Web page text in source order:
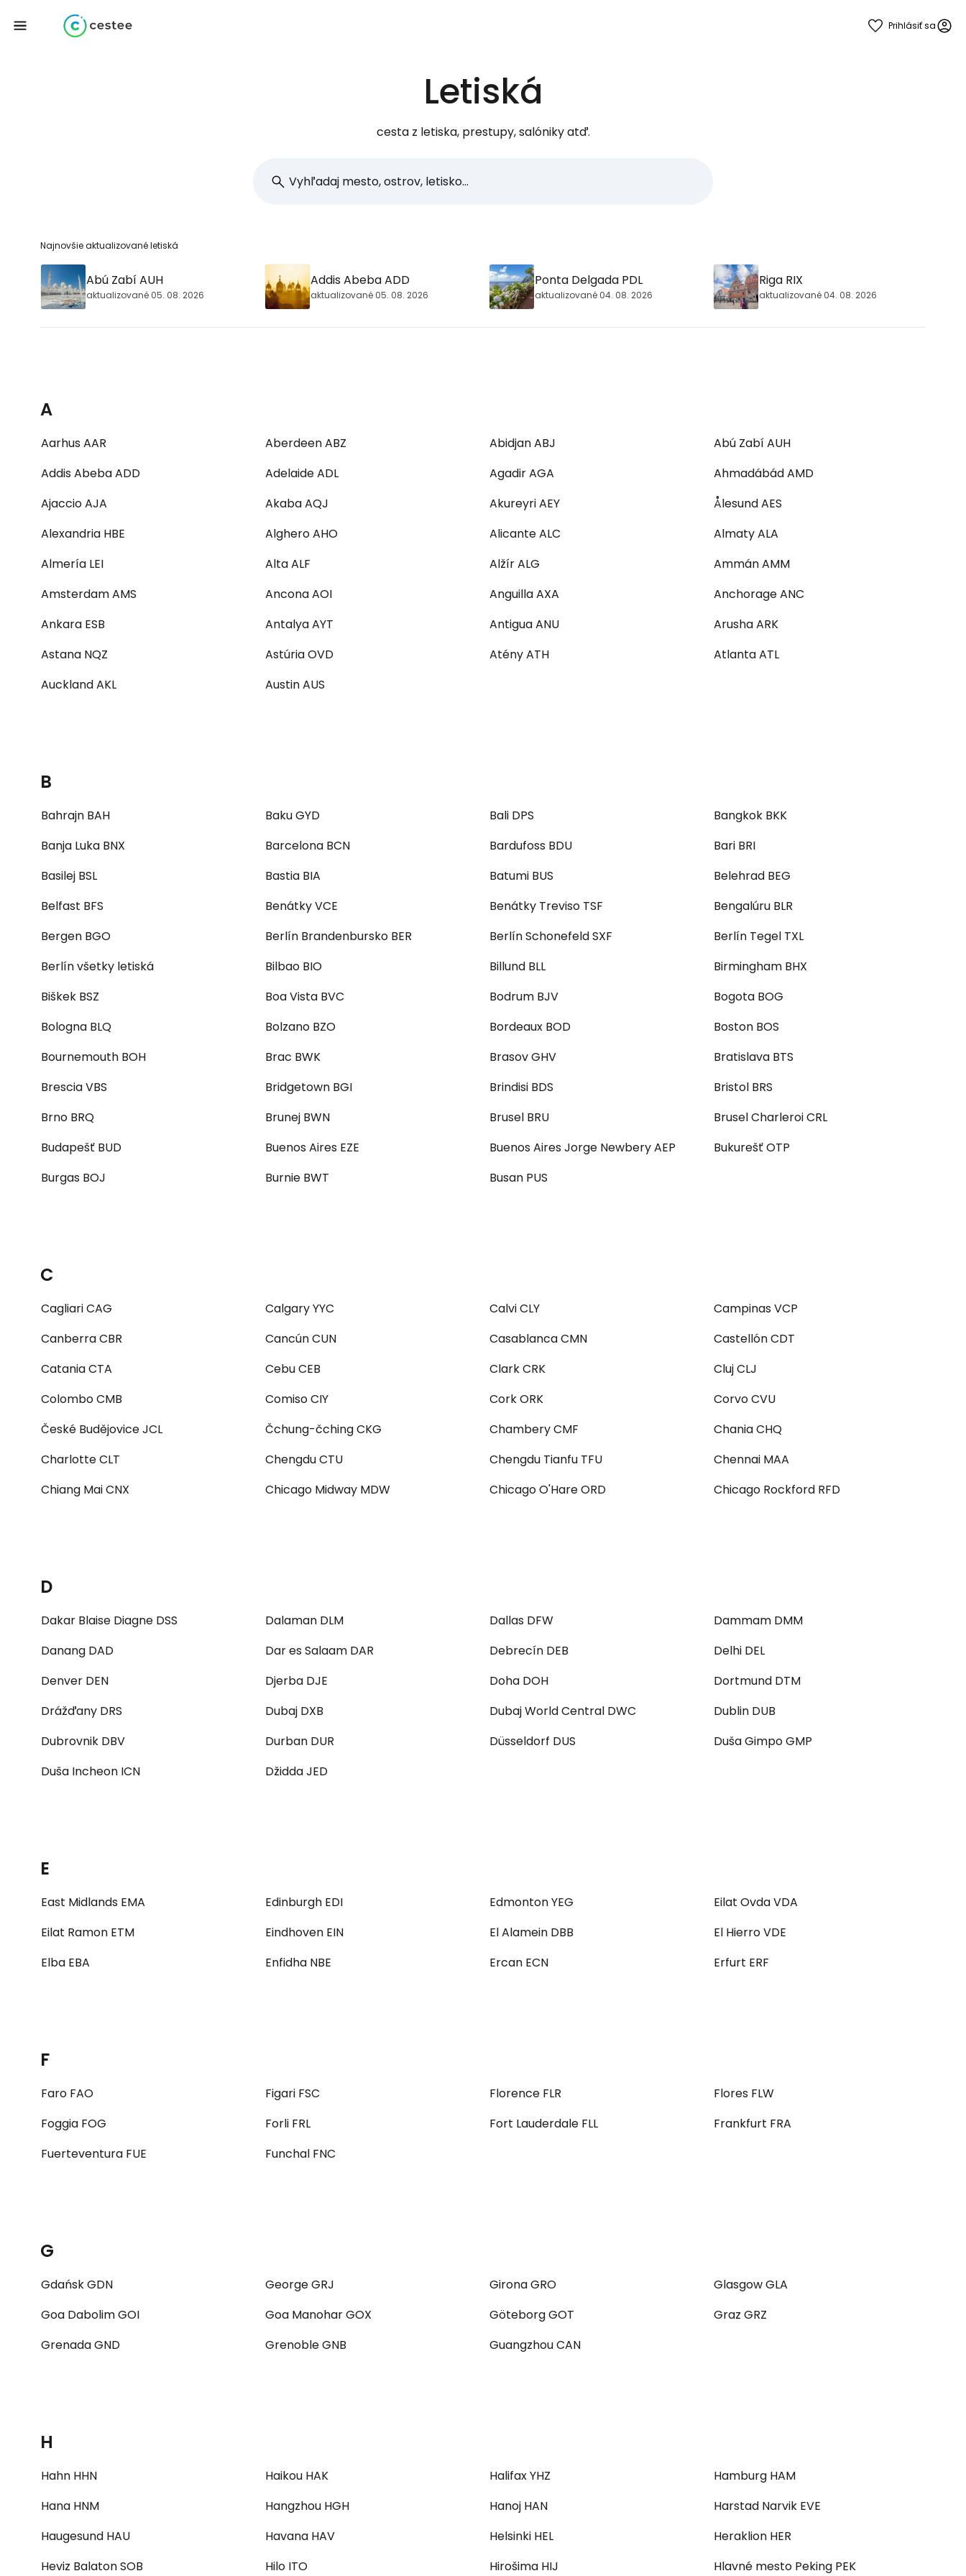
Prihlásiť sa
Letiská
cesta z letiska, prestupy, salóniky atď.
Najnovšie aktualizované letiská
Abú Zabí AUH
aktualizované 05. 08. 2026
Addis Abeba ADD
aktualizované 05. 08. 2026
Ponta Delgada PDL
aktualizované 04. 08. 2026
Riga RIX
aktualizované 04. 08. 2026
A
Aarhus AAR Aberdeen ABZ Abidjan ABJ
Abú Zabí AUH
Addis Abeba ADD
Adelaide ADL Agadir AGA
Ahmadábád AMD
Ajaccio AJA
Akaba AQJ Akureyri AEY
Ålesund AES
Alexandria HBE
Alghero AHO Alicante ALC
Almaty ALA
Almería LEI
Alta ALF Alžír ALG
Ammán AMM
Amsterdam AMS
Ancona AOI Anguilla AXA
Anchorage ANC
Ankara ESB
Antalya AYT Antigua ANU
Arusha ARK
Astana NQZ
Astúria OVD Atény ATH
Atlanta ATL
Auckland AKL
Austin AUS
B
Bahrajn BAH Baku GYD Bali DPS
Bangkok BKK
Banja Luka BNX
Barcelona BCN Bardufoss BDU
Bari BRI
Basilej BSL
Bastia BIA Batumi BUS
Belehrad BEG
Belfast BFS
Benátky VCE Benátky Treviso TSF
Bengalúru BLR
Bergen BGO
Berlín Brandenbursko BER Berlín Schonefeld SXF
Berlín Tegel TXL
Berlín všetky letiská
Bilbao BIO Billund BLL
Birmingham BHX
Biškek BSZ
Boa Vista BVC Bodrum BJV
Bogota BOG
Bologna BLQ
Bolzano BZO Bordeaux BOD
Boston BOS
Bournemouth BOH
Brac BWK Brasov GHV
Bratislava BTS
Brescia VBS
Bridgetown BGI Brindisi BDS
Bristol BRS
Brno BRQ
Brunej BWN Brusel BRU
Brusel Charleroi CRL
Budapešť BUD
Buenos Aires EZE Buenos Aires Jorge Newbery AEP
Bukurešť OTP
Burgas BOJ
Burnie BWT Busan PUS
C
Cagliari CAG Calgary YYC Calvi CLY
Campinas VCP
Canberra CBR
Cancún CUN Casablanca CMN
Castellón CDT
Catania CTA
Cebu CEB Clark CRK
Cluj CLJ
Colombo CMB
Comiso CIY Cork ORK
Corvo CVU
České Budějovice JCL
Čchung-čching CKG Chambery CMF
Chania CHQ
Charlotte CLT
Chengdu CTU Chengdu Tianfu TFU
Chennai MAA
Chiang Mai CNX
Chicago Midway MDW Chicago O'Hare ORD Chicago Rockford RFD
D
Dakar Blaise Diagne DSS Dalaman DLM Dallas DFW
Dammam DMM
Danang DAD
Dar es Salaam DAR Debrecín DEB
Delhi DEL
Denver DEN
Djerba DJE Doha DOH
Dortmund DTM
Drážďany DRS
Dubaj DXB Dubaj World Central DWC
Dublin DUB
Dubrovnik DBV
Durban DUR Düsseldorf DUS
Duša Gimpo GMP
Duša Incheon ICN
Džidda JED
E
East Midlands EMA Edinburgh EDI Edmonton YEG
Eilat Ovda VDA
Eilat Ramon ETM
Eindhoven EIN El Alamein DBB
El Hierro VDE
Elba EBA
Enfidha NBE Ercan ECN Erfurt ERF
F
Faro FAO Figari FSC Florence FLR
Flores FLW
Foggia FOG
Forli FRL Fort Lauderdale FLL
Frankfurt FRA
Fuerteventura FUE
Funchal FNC
G
Gdańsk GDN George GRJ Girona GRO
Glasgow GLA
Goa Dabolim GOI
Goa Manohar GOX Göteborg GOT
Graz GRZ
Grenada GND
Grenoble GNB Guangzhou CAN
H
Hahn HHN Haikou HAK Halifax YHZ
Hamburg HAM
Hana HNM
Hangzhou HGH Hanoj HAN
Harstad Narvik EVE
Haugesund HAU
Havana HAV Helsinki HEL
Heraklion HER
Heviz Balaton SOB
Hilo ITO Hirošima HIJ Hlavné mesto Peking PEK
Prihláste sa do služby
Cestee
Pokračovať so službou Google